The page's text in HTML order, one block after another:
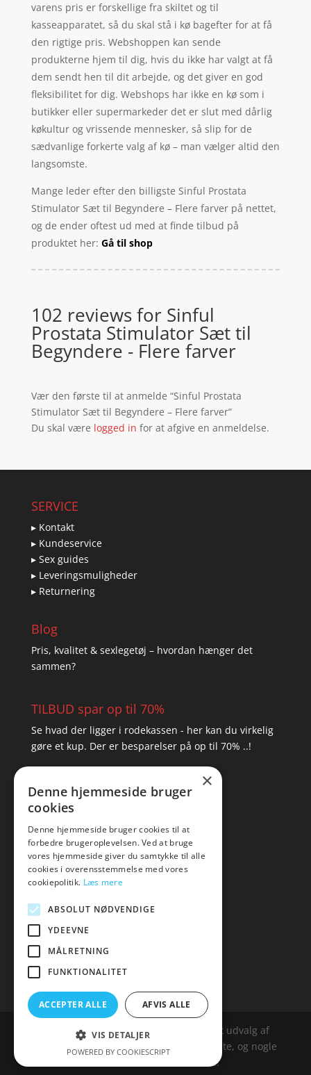
varens pris er forskellige fra skiltet og til
kasseapparatet, så du skal stå i kø bagefter for at få
den rigtige pris. Webshoppen kan sende
produkterne hjem til dig, hvis du ikke har valgt at få
dem sendt hen til dit arbejde, og det giver en god
fleksibilitet for dig. Webshops har ikke en kø som i
butikker eller supermarkeder det er slut med dårlig
køkultur og vrissende mennesker, så slip for de
sædvanlige forkerte valg af kø – man vælger altid den
langsomste.
Mange leder efter den billigste Sinful Prostata
Stimulator Sæt til Begyndere – Flere farver på nettet,
og de ender oftest ud med at finde tilbud på
produktet her: Gå til shop
102 reviews for Sinful
Prostata Stimulator Sæt til
Begyndere - Flere farver
Vær den første til at anmelde “Sinful Prostata
Stimulator Sæt til Begyndere – Flere farver”
Du skal være logged in for at afgive en anmeldelse.
SERVICE
▸ Kontakt
▸ Kundeservice
▸ Sex guides
▸ Leveringsmuligheder
▸ Returnering
Blog
Pris, kvalitet & sexlegetøj – hvordan hænger det
sammen?
TILBUD spar op til 70%
Se hvad der ligger i rodekassen - her kan du virkelig
gøre et kup. Der er besparelser på op til 70% ..!
Tlf: 7876 8672
Mail: hej@amare.dk
Amare.dk er siden, der samler et bredt udvalg af
spændende varer. Siden er et affailiatesite, og nogle
links kan være affialitelinks.
×
Denne hjemmeside bruger
cookies
Denne hjemmeside bruger cookies til at
forbedre brugeroplevelsen. Ved at bruge
vores hjemmeside giver du samtykke til alle
cookies i overensstemmelse med vores
cookiepolitik. Læs mere
ABSOLUT NØDVENDIGE
YDEEVNE
MÅLRETNING
FUNKTIONALITET
ACCEPTER ALLE AFVIS ALLE
VIS DETALJER
POWERED BY COOKIESCRIPT